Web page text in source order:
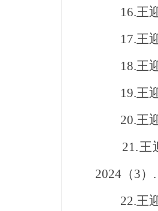
16.王迎
17.王迎
18.王迎
19.王迎
20.王迎
21.王迎
2024（3）.
22.王迎